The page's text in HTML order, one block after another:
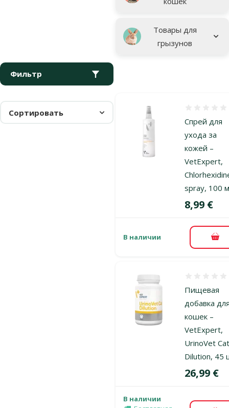
Товары для
грызунов
Фильтр
Сортировать
Спрей для
ухода за
кожей –
VetExpert,
spray, 100
Цена
8,99 €
В наличии В
Пищевая
добавка
кошек –
VetExpert,
UrinoVet
Dilution, 45
Цена
26,99 €
В наличии